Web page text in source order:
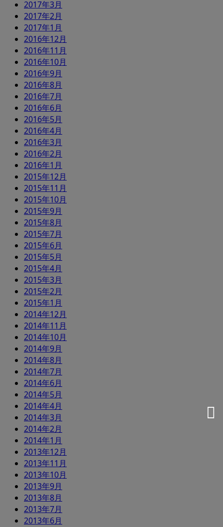
2017年3月
2017年2月
2017年1月
2016年12月
2016年11月
2016年10月
2016年9月
2016年8月
2016年7月
2016年6月
2016年5月
2016年4月
2016年3月
2016年2月
2016年1月
2015年12月
2015年11月
2015年10月
2015年9月
2015年8月
2015年7月
2015年6月
2015年5月
2015年4月
2015年3月
2015年2月
2015年1月
2014年12月
2014年11月
2014年10月
2014年9月
2014年8月
2014年7月
2014年6月
2014年5月
2014年4月
2014年3月
2014年2月
2014年1月
2013年12月
2013年11月
2013年10月
2013年9月
2013年8月
2013年7月
2013年6月